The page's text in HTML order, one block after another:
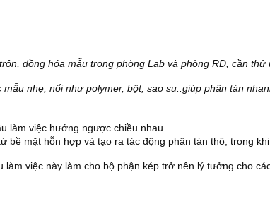
đồng hóa mẫu trong phòng Lab và phòng RD, cần thử
nhẹ, nổi như polymer, bột, sao su..giúp phân tán
làm việc hướng ngược chiều nhau.
bề mặt hỗn hợp và tạo ra tác động phân tán thô, trong
làm việc này làm cho bộ phận kép trở nên lý tưởng cho